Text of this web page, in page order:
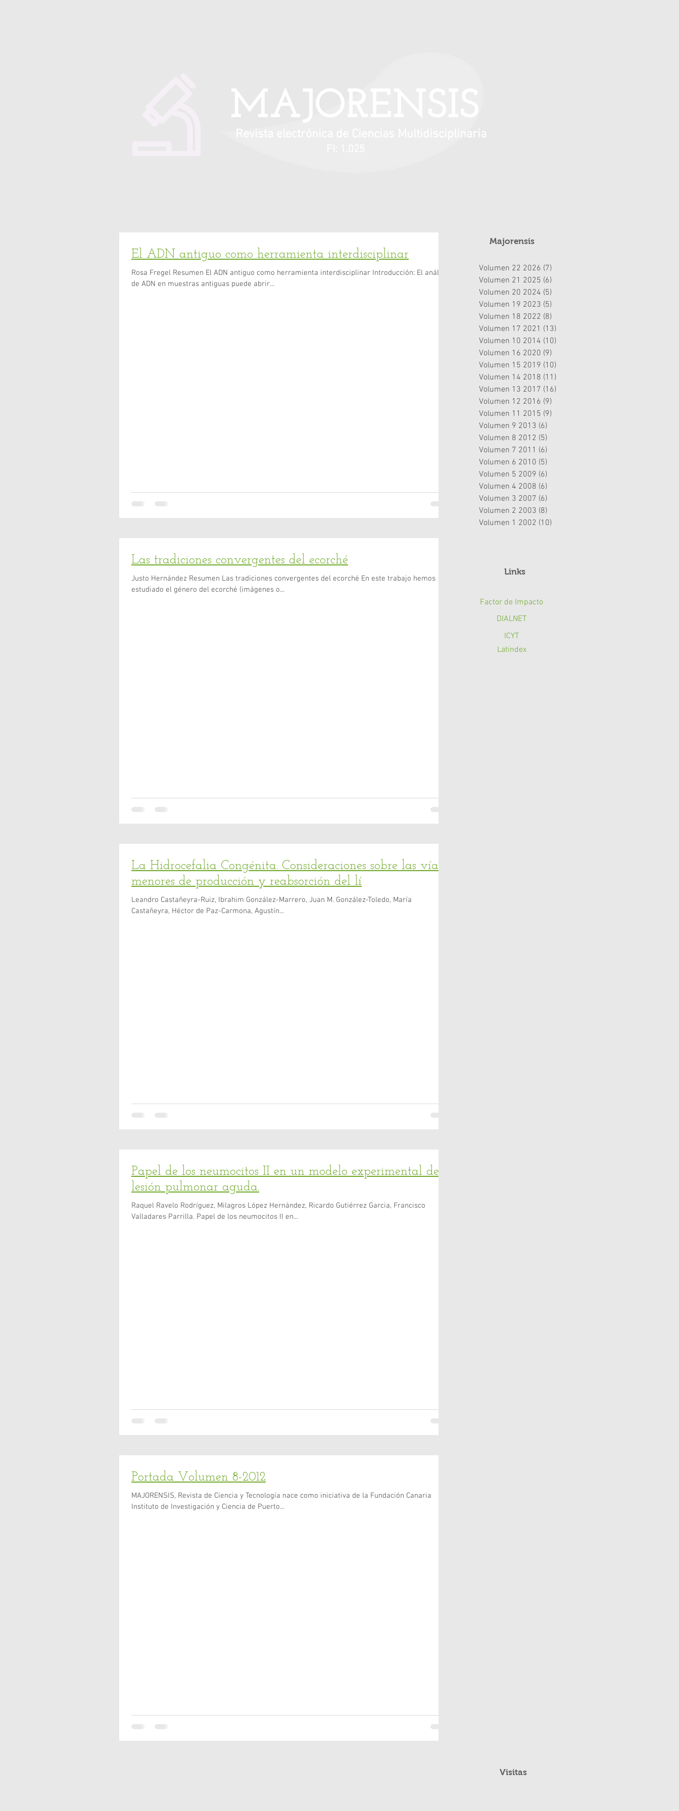
MAJORENSIS
Revista electrónica de Ciencias Multidisciplinaria
El ADN antiguo como herramienta interdisciplinar
Rosa Fregel Resumen El ADN antiguo como herramienta interdisciplinar Introducción: El análisis
de ADN en muestras antiguas puede abrir...
Las tradiciones convergentes del ecorché
Justo Hernández Resumen Las tradiciones convergentes del ecorché En este trabajo hemos
estudiado el género del ecorché (imágenes o...
La Hidrocefalia Congénita. Consideraciones sobre las vías
menores de producción y reabsorción del lí
Leandro Castañeyra-Ruiz, Ibrahim González-Marrero, Juan M. González-Toledo, María
Castañeyra, Héctor de Paz-Carmona, Agustín...
Papel de los neumocitos II en un modelo experimental de
lesión pulmonar aguda.
Raquel Ravelo Rodríguez, Milagros López Hernández, Ricardo Gutiérrez Garcia, Francisco
Valladares Parrilla. Papel de los neumocitos II en...
Portada Volumen 8-2012
MAJORENSIS, Revista de Ciencia y Tecnología nace como iniciativa de la Fundación Canaria
Instituto de Investigación y Ciencia de Puerto...
Majorensis
Volumen 22 2026 (7)
Volumen 21 2025 (6)
Volumen 20 2024 (5)
Volumen 19 2023 (5)
Volumen 18 2022 (8)
Volumen 17 2021 (13)
Volumen 10 2014 (10)
Volumen 16 2020 (9)
Volumen 15 2019 (10)
Volumen 14 2018 (11)
Volumen 13 2017 (16)
Volumen 12 2016 (9)
Volumen 11 2015 (9)
Volumen 9 2013 (6)
Volumen 8 2012 (5)
Volumen 7 2011 (6)
Volumen 6 2010 (5)
Volumen 5 2009 (6)
Volumen 4 2008 (6)
Volumen 3 2007 (6)
Volumen 2 2003 (8)
Volumen 1 2002 (10)
Links
Factor de Impacto
DIALNET
ICYT
Latindex
Visitas